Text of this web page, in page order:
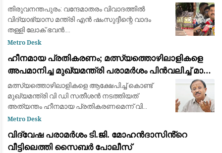
ലോക് ഭവന്‍
തിരുവനന്തപുരം: വന്ദേമാതരം വിവാദത്തില്‍
വിദ്യാഭ്യാസ മന്ത്രി എന്‍ ഷംസുദ്ദീന്റെ വാദം
തള്ളി ലോക് ഭവന്‍.
സ്വാതന്ത്ര്യദിനാഘോഷത്തില്‍ വന്ദേമാതരം
സെക്രട്ടറിക്ക് നല്‍കി
Metro Desk
ഹീനമായ പ്രതികരണം; മത്സ്യത്തൊഴിലാളികളെ
അപമാനിച്ച മുഖ്യമന്ത്രി പരാമർശം പിൻവലിച്ച് മാപ്പ്
പറയണം: വി. മുരളീധരൻ
മത്സ്യത്തൊഴിലാളികളെ ആക്ഷേപിച്ച് കൊണ്ട്
മുഖ്യമന്ത്രി വി ഡി സതീശന്‍ നടത്തിയത്
അത്യന്തം ഹീനമായ പ്രതികരണമെന്ന് വി
മുരളീധരന്‍ എംഎല്‍എ. മുഖ്യമന്ത്രി നടത്തിയ
അദ്ദേഹ
Metro Desk
വിദ്വേഷ പരാമർശം ടി.ജി. മോഹൻദാസിൻ്റെ
വീട്ടിലെത്തി സൈബർ പോലീസ്